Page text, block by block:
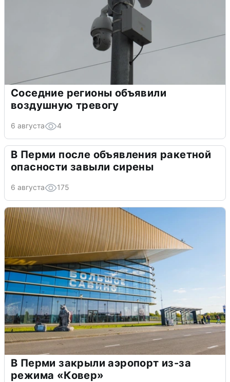
Соседние регионы объявили
воздушную тревогу
6 августа 4
В Перми после объявления ракетной
опасности завыли сирены
6 августа 175
В Перми закрыли аэропорт из-за
режима «Ковер»